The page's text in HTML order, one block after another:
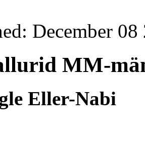
December 08
MM-
Eller-Nabi